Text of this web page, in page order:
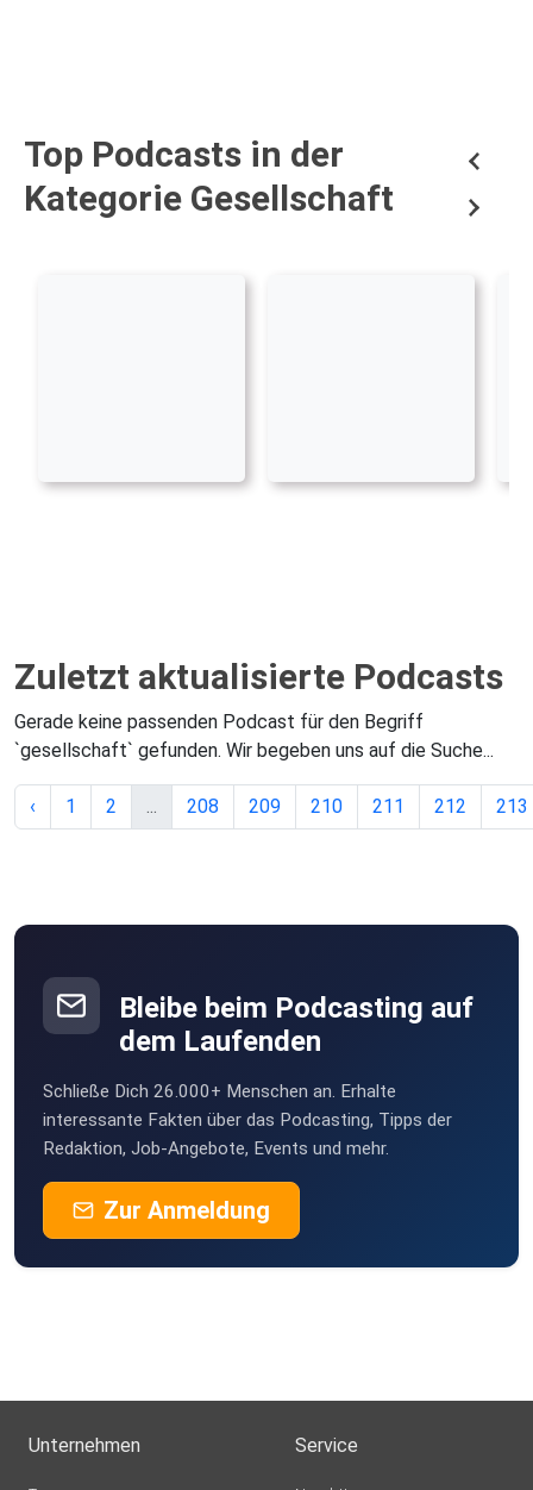
Top Podcasts in der
Kategorie Gesellschaft
Zuletzt aktualisierte Podcasts
Gerade keine passenden Podcast für den Begriff
`gesellschaft` gefunden. Wir begeben uns auf die Suche...
‹ 1 2 ... 208 209 210 211 212 213
Bleibe beim Podcasting auf
dem Laufenden
Schließe Dich 26.000+ Menschen an. Erhalte
interessante Fakten über das Podcasting, Tipps der
Redaktion, Job-Angebote, Events und mehr.
Zur Anmeldung
Unternehmen Service